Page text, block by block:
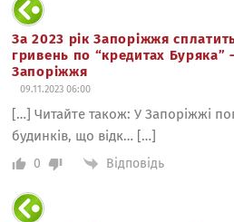
За 2023 рік Запоріжжя
гривень по “кредитах Буряка”
Запоріжжя
09.11.2023 06:00
[…] Читайте також: У Запоріжжі
будинків, що відк… […]
0 Відповідь